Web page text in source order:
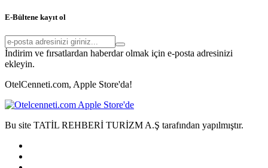
E-Bültene kayıt ol
İndirim ve fırsatlardan haberdar olmak için e-posta adresinizi
ekleyin.
OtelCenneti.com, Apple Store'da!
Bu site TATİL REHBERİ TURİZM A.Ş tarafından yapılmıştır.